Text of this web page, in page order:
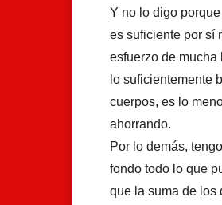
Y no lo digo
es suficiente por sí
esfuerzo de
lo suficientemente
cuerpos, es lo
ahorrando.
Por lo demás,
fondo todo lo que
que la suma de los